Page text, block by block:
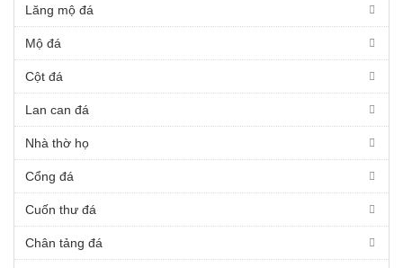
Lăng mộ đá
Mộ đá
Cột đá
Lan can đá
Nhà thờ họ
Cổng đá
Cuốn thư đá
Chân tảng đá